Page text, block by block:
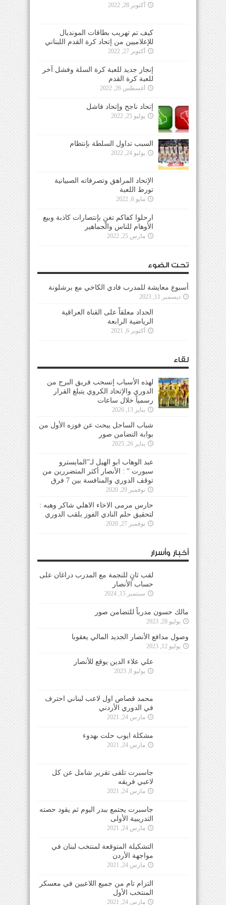
أكتوبر 28, 2022
كيف تم تهريب بطاقات المونديال
للإعلاميين من إتحاد كرة القدم اللبناني
أكتوبر 27, 2022
إنجاز جديد للعبة كرة السلة وفشل آخر
للعبة كرة القدم
أغسطس 26, 2022
إتحاد ناجح وإتحاد فاشل
يوليو 25, 2022
السبب تداول السلطة بإنتظام
يوليو 24, 2022
الإتحاد المراهق وتصرفاته الصبيانية
تورط اللعبة
مايو 6, 2022
ارحلوا كفاكم تغنٍ بإنتصارات كاذبة وبيع
الأوهام للناس والجماهير
مارس 25, 2022
تحت الضوء
أسبوع معايشة للمدرب فادي الكاخي مع برشلونة
ديسمبر 11, 2023
الحداد معلقاً على القناة العراقية
الرياضية الرابعة
أكتوبر 6, 2021
لقاء
لهذه الأسباب إنسحب فريق البرج من
الدوري والإتحاد الكروي يتبلغ القرار
رسمياً خلال ساعات
يناير 13, 2026
شباب الساحل يبحث عن فوزه الأول من
بوابة التضامن صور
يناير 26, 2025
عبد الوهاب ابو الهيل لـ”المايسترو
سبورت ” : الأنصار أكثر المتضررين من
توقف الدوري والمنافسة بين 7 فرق
نوفمبر 29, 2020
حارس مرمى الاخاء الاهلي شاكر وهبه :
لتحقيق حلم النادي الفوز بلقب الدوري
نوفمبر 27, 2020
أخبار وأسرار
لقب ثانٍ للنجمة مع المدرب دراغان على
حساب الأنصار
سبتمبر 15, 2024
مالك حسون مدرباً للتضامن صور
يوليو 28, 2023
وصول مدافع الأنصار الجديد المالي يعقوبا
يوليو 12, 2023
علي علاء الدين يوقع للأنصار
يوليو 8, 2023
محمد قصاص اول لاعب لبناني احترف
في الدوري الأردني
مارس 24, 2021
مشكلة ايوب حلت بهدوء
مارس 24, 2021
جاسبرت تلقى تقرير شامل عن كل
لاعبي فريقه
مارس 24, 2021
جاسبرت يجتمع ببدر اليوم ثم يقود حصته
التدريبية الأولى
مارس 24, 2021
التشكيلة المتوقعة لمنتخب لبنان في
مواجهة الأردن
مارس 24, 2021
التزام تام من جميع اللاعبين في معسكر
المنتخب الأول
مارس 24, 2021